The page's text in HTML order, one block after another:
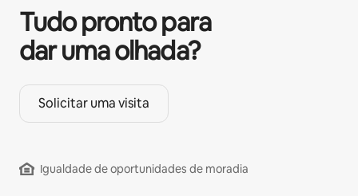
Tudo pronto para
dar uma olhada?
Solicitar uma visita
Igualdade de oportunidades de moradia